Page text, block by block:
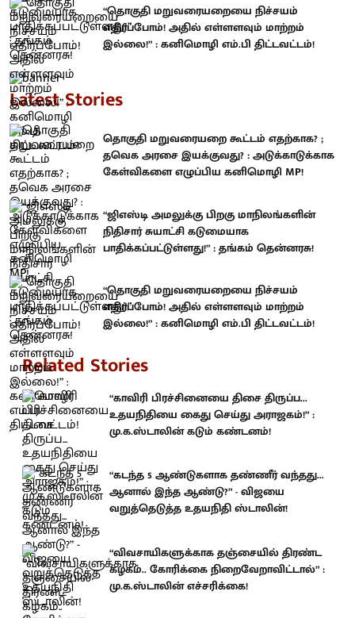
“தொகுதி மறுவரையறையை நிச்சயம்
எதிர்ப்போம்! அதில் எள்ளளவும் மாற்றம்
இல்லை!” : கனிமொழி எம்.பி திட்டவட்டம்!
Latest Stories
தொகுதி மறுவரையறை கூட்டம் எதற்காக? ;
தவெக அரசை இயக்குவது? : அடுக்காடுக்காக
கேள்விகளை எழுப்பிய கனிமொழி MP!
“ஜிஎஸ்டி அமலுக்கு பிறகு மாநிலங்களின்
நிதிசார் சுயாட்சி கடுமையாக
பாதிக்கப்பட்டுள்ளது!” : தங்கம் தென்னரசு!
“தொகுதி மறுவரையறையை நிச்சயம்
எதிர்ப்போம்! அதில் எள்ளளவும் மாற்றம்
இல்லை!” : கனிமொழி எம்.பி திட்டவட்டம்!
Related Stories
“காவிரி பிரச்சினையை திசை திருப்ப...
உதயநிதியை கைது செய்து அராஜகம்!” :
மு.க.ஸ்டாலின் கடும் கண்டனம்!
“கடந்த 5 ஆண்டுகளாக தண்ணீர் வந்தது...
ஆனால் இந்த ஆண்டு?” - விஜயை
வறுத்தெடுத்த உதயநிதி ஸ்டாலின்!
“விவசாயிகளுக்காக தஞ்சையில் திரண்ட
கழகம்.. கோரிக்கை நிறைவேறாவிட்டால்” :
மு.க.ஸ்டாலின் எச்சரிக்கை!